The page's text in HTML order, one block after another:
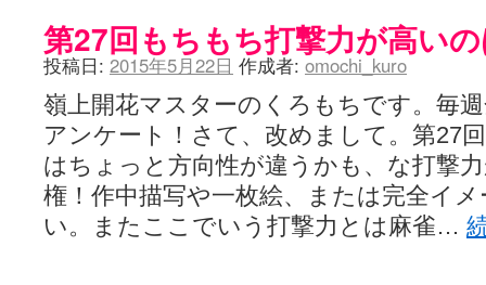
第27回もちもち打撃力が高い
投稿日: 2015年5月22日 作成者: omochi_kuro
嶺上開花マスターのくろもちです。毎
アンケート！さて、改めまして。第27
はちょっと方向性が違うかも、な打撃
権！作中描写や一枚絵、または完全イ
い。またここでいう打撃力とは麻雀…